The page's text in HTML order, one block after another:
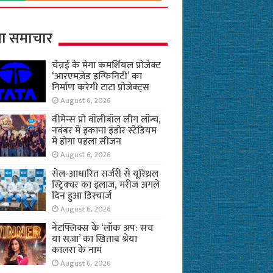
समाचार
चेन्नई के मेगा कमर्शियल प्रोजेक्ट
‘आरएमज़ेड इन्फिनिटी’ का
निर्माण करेगी टाटा प्रोजेक्ट्स
August 6, 2026
वीमेन्स प्रो वॉलीबॉल लीग लॉन्च,
नवंबर में इकाना इंडोर स्टेडियम
में होगा पहला सीजन
August 6, 2026
सेल-आधारित सर्जरी से यूरिथ्रल
स्ट्रिक्चर का इलाज, मरीज अगले
दिन हुआ डिस्चार्ज
August 6, 2026
नेटफ्लिक्स के ‘लॉक अप: सच
या सज़ा’ का खिताब श्रेया
कालरा के नाम
August 6, 2026